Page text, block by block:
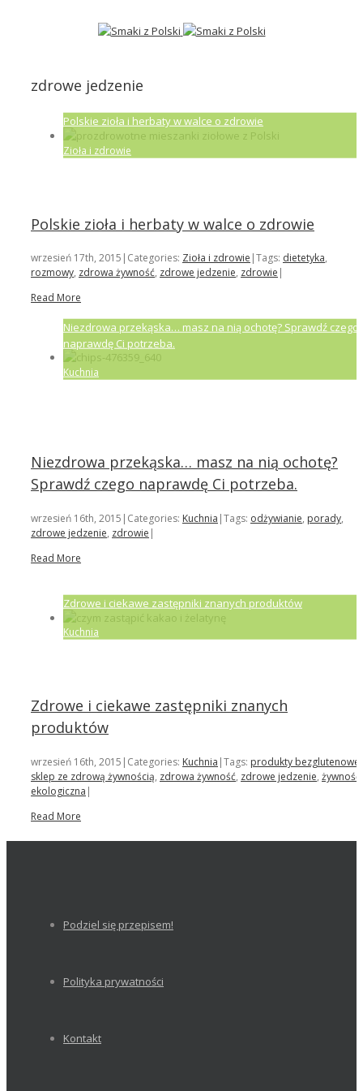
zdrowe jedzenie
Polskie zioła i herbaty w walce o zdrowie
Zioła i zdrowie
Polskie zioła i herbaty w walce o zdrowie
wrzesień 17th, 2015 | Categories: Zioła i zdrowie |Tags: dietetyka,
rozmowy, zdrowa żywność, zdrowe jedzenie, zdrowie |
Read More
Niezdrowa przekąska… masz na nią ochotę? Sprawdź czego
naprawdę Ci potrzeba.
Kuchnia
Niezdrowa przekąska… masz na nią ochotę?
Sprawdź czego naprawdę Ci potrzeba.
wrzesień 16th, 2015 | Categories: Kuchnia |Tags: odżywianie, porady,
zdrowe jedzenie, zdrowie |
Read More
Zdrowe i ciekawe zastępniki znanych produktów
Kuchnia
Zdrowe i ciekawe zastępniki znanych
produktów
wrzesień 16th, 2015 | Categories: Kuchnia |Tags: produkty bezglutenowe
sklep ze zdrową żywnością, zdrowa żywność, zdrowe jedzenie, żywność
ekologiczna |
Read More
Podziel się przepisem!
Polityka prywatności
Kontakt